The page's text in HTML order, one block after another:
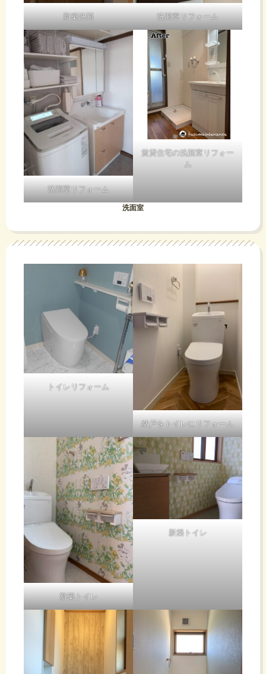
新築洗面 洗面室リフォーム
洗面室リフォーム
賃貸住宅の洗面室リフォー
ム
洗面室
トイレリフォーム
納戸をトイレにリフォーム
新築トイレ
新築トイレ